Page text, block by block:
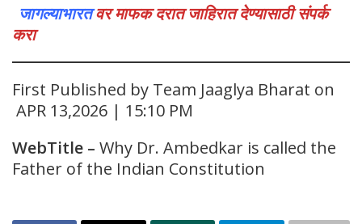
जागल्याभारतवर माफक दरात जाहिरात देण्यासाठी संपर्क
करा
First Published by Team Jaaglya Bharat on
APR 13,2026 | 15:10 PM
WebTitle – Why Dr. Ambedkar is called the
Father of the Indian Constitution